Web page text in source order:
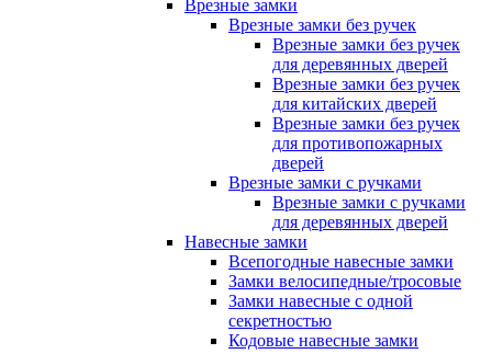
Врезные замки
Врезные замки без ручек
Врезные замки без ручек
для деревянных дверей
Врезные замки без ручек
для китайских дверей
Врезные замки без ручек
для противопожарных
дверей
Врезные замки с ручками
Врезные замки с ручками
для деревянных дверей
Навесные замки
Всепогодные навесные замки
Замки велосипедные/тросовые
Замки навесные с одной
секретностью
Кодовые навесные замки